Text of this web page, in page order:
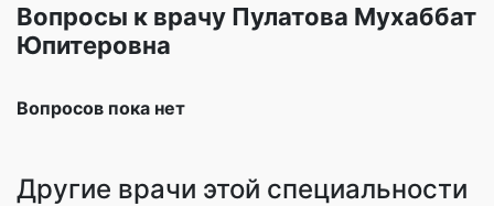
Вопросы к врачу Пулатова Мухаббат
Юпитеровна
Вопросов пока нет
Другие врачи этой специальности